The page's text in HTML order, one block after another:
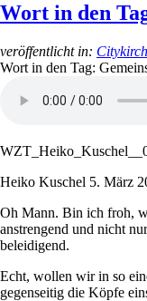
Wort in den
veröffentlicht in:
Wort in den Tag:
Heiko Kuschel 5. März
Oh Mann. Bin ich froh,
anstrengend und nicht
beleidigend.
Echt, wollen wir in so
gegenseitig die Köpfe